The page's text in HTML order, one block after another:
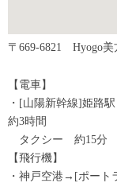
〒669-6821 Hyogo美
【電車】
・[山陽新幹線]姫路
約3時間
タクシー 約15分
【飛行機】
・神戸空港→[ポー